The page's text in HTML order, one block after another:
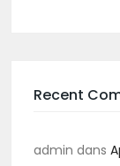
Recent
admin dans